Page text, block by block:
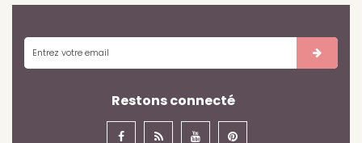
Restons connecté